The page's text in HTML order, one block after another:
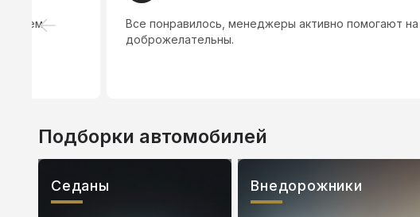
Все понравилось, менеджеры активно помогают на всех этапах
доброжелательны.
Подборки автомобилей
Седаны Внедорожники